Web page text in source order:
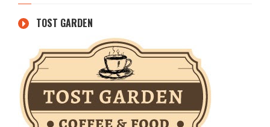
TOST GARDEN